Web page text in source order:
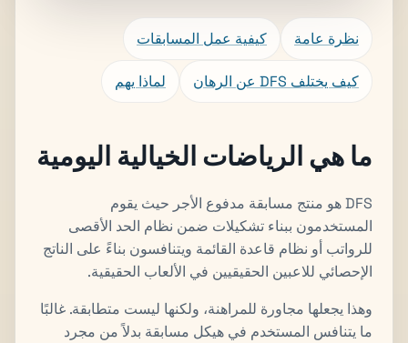
نظرة عامة كيفية عمل المسابقات
كيف يختلف DFS عن الرهان لماذا يهم
ما هي الرياضات الخيالية اليومية
DFS هو منتج مسابقة مدفوع الأجر حيث يقوم
المستخدمون ببناء تشكيلات ضمن نظام الحد الأقصى
للرواتب أو نظام قاعدة القائمة ويتنافسون بناءً على الناتج
الإحصائي للاعبين الحقيقيين في الألعاب الحقيقية.
وهذا يجعلها مجاورة للمراهنة، ولكنها ليست متطابقة. غالبًا
ما يتنافس المستخدم في هيكل مسابقة بدلاً من مجرد